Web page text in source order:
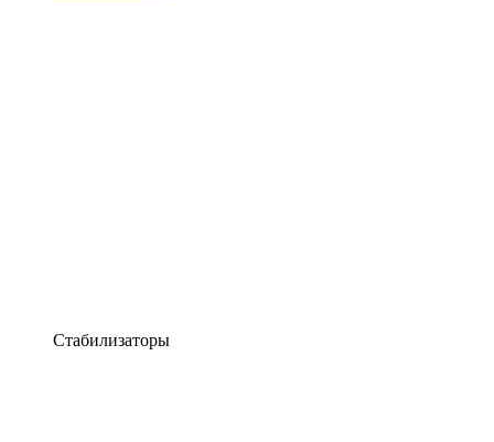
Стабилизаторы